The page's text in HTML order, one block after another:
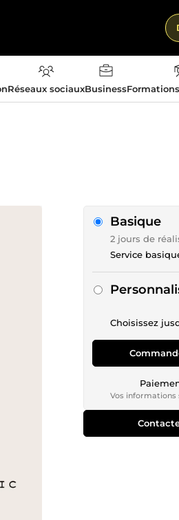
Réseaux sociauxBusiness
Basique
2 jours de
Service
Choisissez
Vos informations